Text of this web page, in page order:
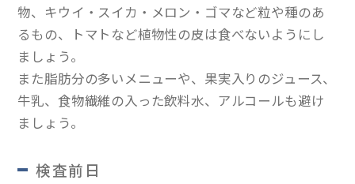
物、キウイ・スイカ・メロン・ゴマなど粒や種のあ
るもの、トマトなど植物性の皮は食べないようにし
ましょう。
また脂肪分の多いメニューや、果実入りのジュース、
牛乳、食物繊維の入った飲料水、アルコールも避け
ましょう。
検査前日